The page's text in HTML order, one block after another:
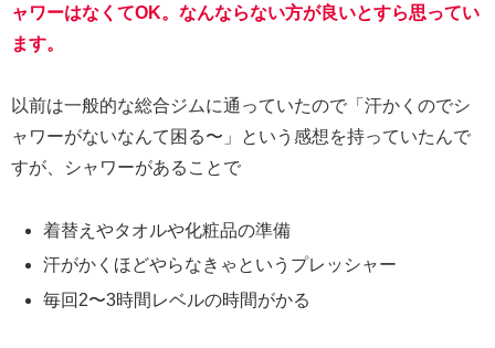
ャワーはなくてOK。なんならない方が良いとすら思ってい
ます。
以前は一般的な総合ジムに通っていたので「汗かくのでシ
ャワーがないなんて困る〜」という感想を持っていたんで
すが、シャワーがあることで
着替えやタオルや化粧品の準備
汗がかくほどやらなきゃというプレッシャー
毎回2〜3時間レベルの時間がかる